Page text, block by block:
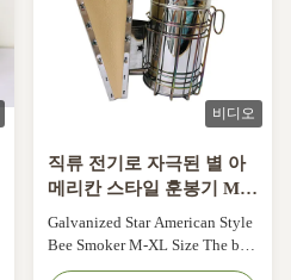
비디오
직류 전기로 자극된 별 아
메리칸 스타일 훈봉기 M-
XL 크기
Galvanized Star American Style
Bee Smoker M-XL Size The bee
fear smog and will leave when